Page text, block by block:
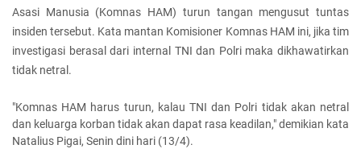
Asasi Manusia (Komnas HAM) turun tangan mengusut tuntas
insiden tersebut. Kata mantan Komisioner Komnas HAM ini, jika tim
investigasi berasal dari internal TNI dan Polri maka dikhawatirkan
tidak netral.
"Komnas HAM harus turun, kalau TNI dan Polri tidak akan netral
dan keluarga korban tidak akan dapat rasa keadilan," demikian kata
Natalius Pigai, Senin dini hari (13/4).